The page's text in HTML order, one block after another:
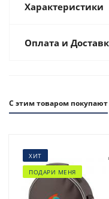
Характеристики
Оплата и
С этим товаром покупают
ХИТ
ПОДАРИ МЕНЯ